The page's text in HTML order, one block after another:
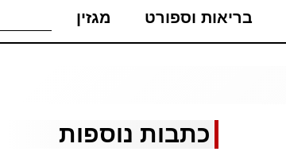
בריאות וספורט מגזין
כתבות נוספות